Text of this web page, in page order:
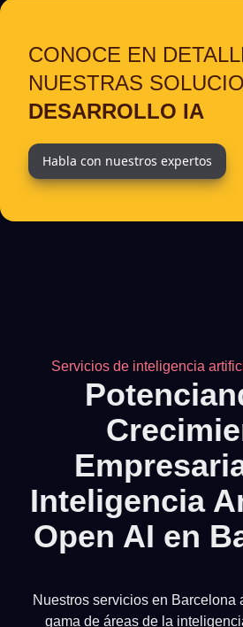
CONOCE EN
NUESTRAS
DESARROLLO IA
Habla con nuestros expertos
Servicios de inteligencia
Inteligencia
Open AI en
Nuestros servicios en Barcelona
gama de áreas de la